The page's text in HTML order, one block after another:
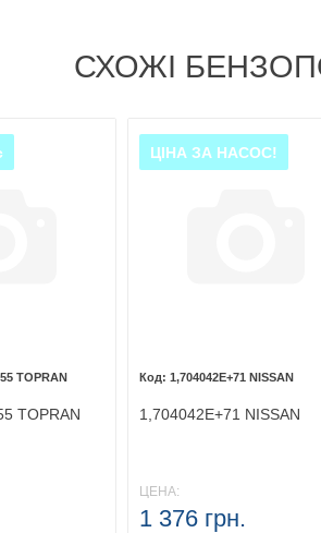
СХОЖІ
TOPRAN
TOPRAN
ЦІНА ЗА НАСОС!
1,704042E+71 NISSAN
1,704042E+71 NISSAN
ЦЕНА:
1 376 грн.